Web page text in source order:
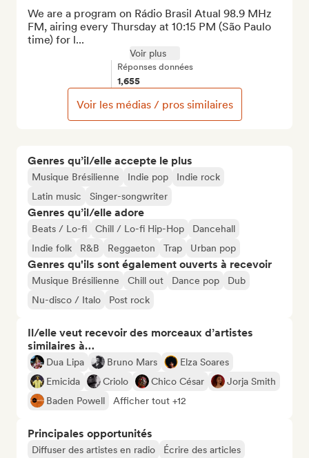
Genres qu’il/elle accepte le plus
Musique Brésilienne Indie pop
Indie rock
Latin music
Singer-songwriter
Genres qu’il/elle adore
Beats / Lo-fi Chill / Lo-fi Hip-Hop
Dancehall
Indie folk
R&B Reggaeton Trap Urban pop
Genres qu'ils sont également ouverts à recevoir
Musique Brésilienne Chill out Dance pop
Dub
Nu-disco / Italo
Post rock
Il/elle veut recevoir des morceaux d’artistes
similaires à…
Dua Lipa Bruno Mars
Elza Soares
Emicida
Criolo Chico César
Jorja Smith
Baden Powell
Afficher tout +12
Principales opportunités
Diffuser des artistes en radio Écrire des articles
We are a program on Rádio Brasil Atual 98.9 MHz
FM, airing every Thursday at 10:15 PM (São Paulo
time) for l...
Voir plus
Réponses données
1,655
Voir les médias / pros similaires